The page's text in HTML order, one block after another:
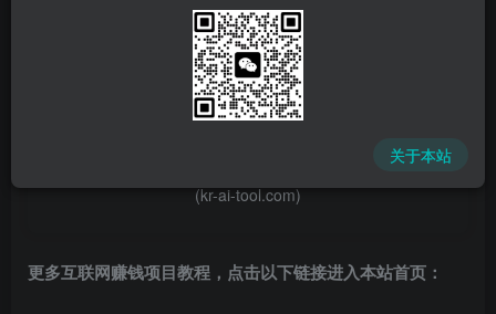
📌 1000➕互联网副业项目教程，更多网赚项目，点击以下
链接进入本站首页：
中赚网 - 分享各大收费VIP网赚项目和创业教程 - 狂人资源
(kr-ai-tool.com)
更多互联网赚钱项目教程，点击以下链接进入本站首页 ：
关于本站